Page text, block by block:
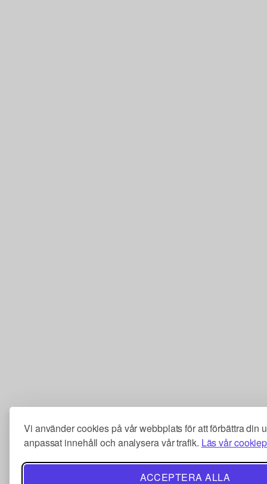
Vi använder cookies på vår webbplats för att förbättra din
anpassat innehåll och analysera vår trafik. Läs vår
ACCEPTERA ALLA